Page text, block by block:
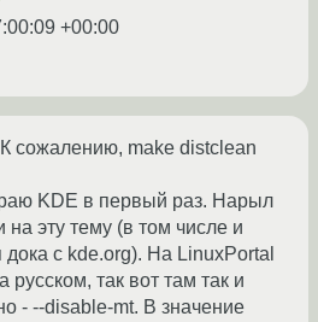
+00:00
сожалению, make distclean
KDE в первый раз. Нарыл
на эту тему (в том числе и
с kde.org). На LinuxPortal
русском, так вот там так и
- --disable-mt. В значение